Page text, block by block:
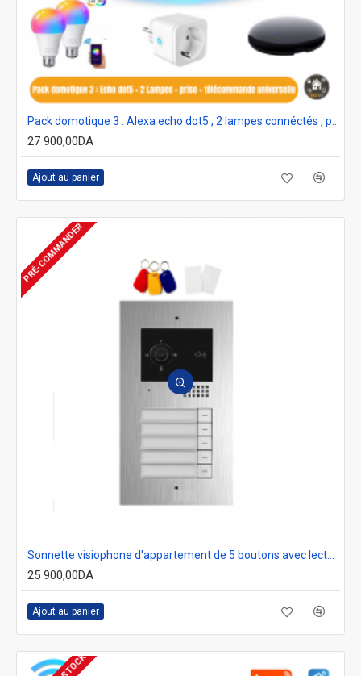
27 900,00DA
Ajout au panier
PRÉ-COMMANDER
25 900,00DA
Ajout au panier